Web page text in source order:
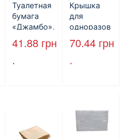
Туалетная
бумага
«Джамбо»,
B2B
Service,
41.88 грн
.
Крышка
для
одноразов
ой
бутылки,
70.44 грн
.